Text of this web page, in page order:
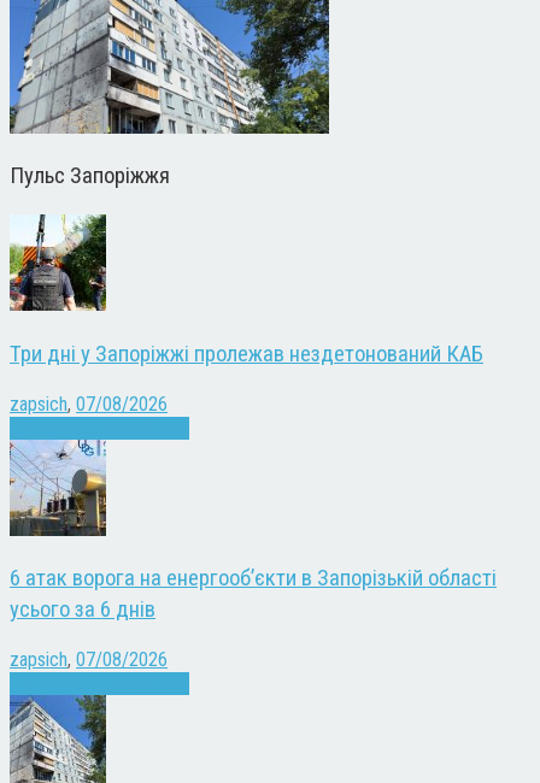
Пульс Запоріжжя
Три дні у Запоріжжі пролежав нездетонований КАБ
zapsich, 07/08/2026
6 атак ворога на енергооб’єкти в Запорізькій області
усього за 6 днів
zapsich, 07/08/2026